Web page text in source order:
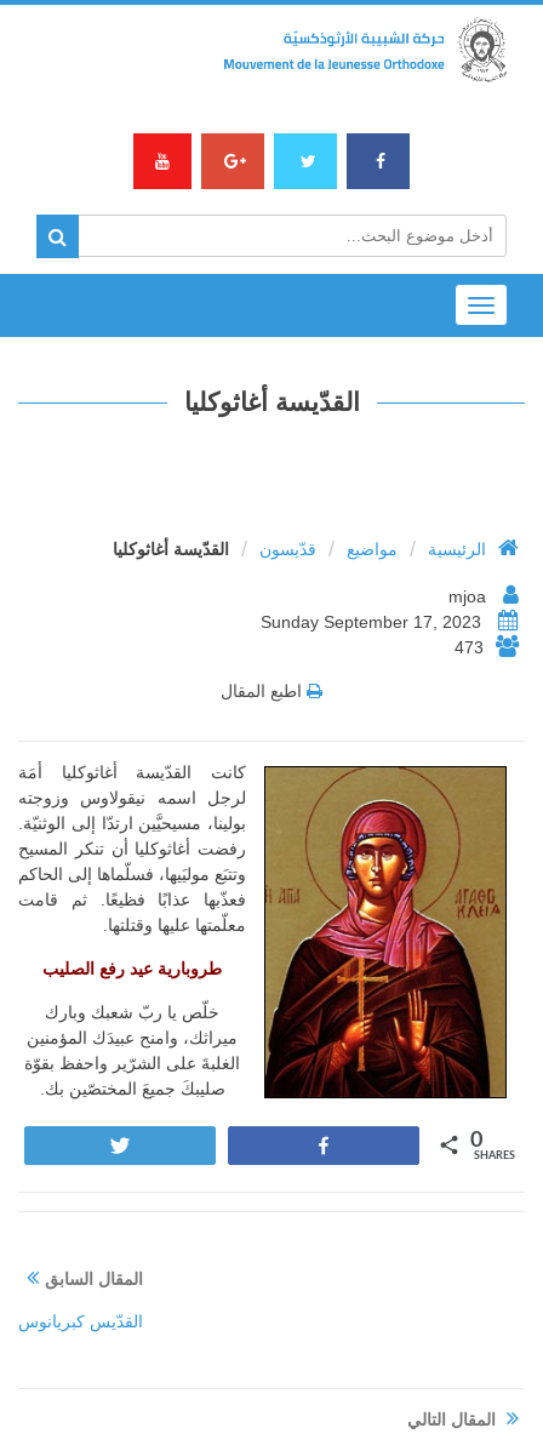
Toggle
navigation
القدّيسة أغاثوكليا
الرئيسية / مواضيع / قدّيسون / القدّيسة أغاثوكليا
473
اطبع المقال
كانت القدّيسة أغاثوكليا أمَة
لرجل اسمه نيقولاوس وزوجته
بولينا، مسيحيَّين ارتدّا إلى الوثنيّة.
رفضت أغاثوكليا أن تنكر المسيح
وتتبَع موليَيها، فسلّماها إلى الحاكم
فعذّبها عذابًا فظيعًا. ثم قامت
معلّمتها عليها وقتلتها.
طروبارية عيد رفع الصليب
خلّص يا ربّ شعبك وبارك
ميراثك، وامنح عبيدَك المؤمنين
الغلبةَ على الشرّير واحفظ بقوّة
صليبكَ جميعَ المختصّين بك.
0
SHARES
المقال السابق
القدّيس كبريانوس
المقال التالي